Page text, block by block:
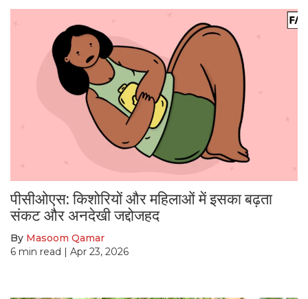
पीसीओएस: किशोरियों और महिलाओं में इसका बढ़ता
संकट और अनदेखी जद्दोजहद
By Masoom Qamar
6 min read | Apr 23, 2026